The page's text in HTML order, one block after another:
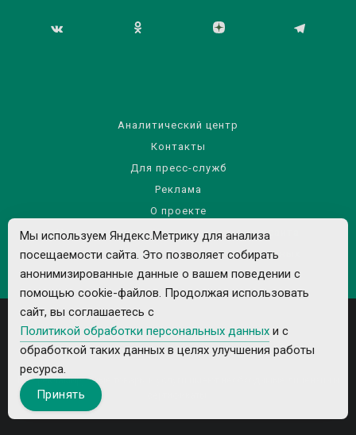
Аналитический центр
Контакты
Для пресс-служб
Реклама
О проекте
Правила использования материалов сайта
Политика обработки персональных данных
Все рекламируемые товары и услуги имеют необходимые лицензии и
Мы используем Яндекс.Метрику для анализа
посещаемости сайта. Это позволяет собирать
анонимизированные данные о вашем поведении с
помощью cookie-файлов. Продолжая использовать
сайт, вы соглашаетесь с
Политикой обработки персональных данных и с
обработкой таких данных в целях улучшения работы
ресурса.
Принять